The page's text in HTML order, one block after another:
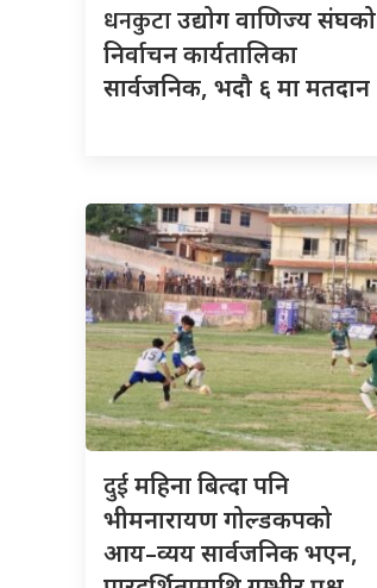
धनकुटाउद्योग वाणिज्य संघको
निर्वाचन कार्यतालिका
सार्वजनिक, भदौ ६ मा मतदान
दुईमहिना बित्दा पनि
भीमनारायण गोल्डकपको
आय–व्यय सार्वजनिक भएन,